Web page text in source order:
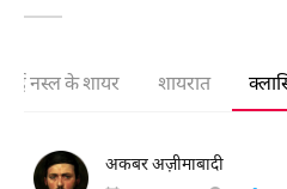
नई नस्ल के शायर शायरात
अकबर अज़ीमाबादी